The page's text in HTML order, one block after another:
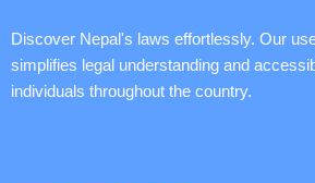
Discover Nepal's laws effortlessly. Our
simplifies legal understanding and
individuals throughout the country.